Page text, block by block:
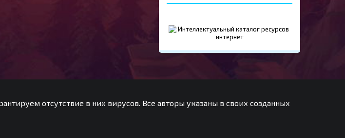
отсутствие в них вирусов. Все авторы указаны в своих созданных